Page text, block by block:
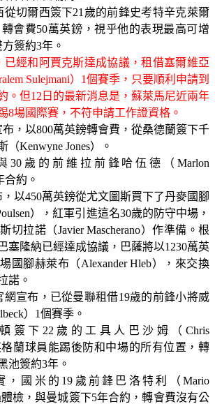
從切爾西簽下21歲的前鋒史考特辛克萊爾
轉會費50萬英鎊，視乎他的表現最高可增
簽約3年。
已經和阿賈克斯達成協議，租借塞爾維亞
Sulejmani）1個賽季，只要順利申請到
。但12日的最新消息是，蘇萊馬尼近兩年
8場國際賽，不符申請工作證資格。
布，以800萬英鎊轉會費，從桑德蘭簽下千
Kenwyne Jones）。
30歲的前維拉前鋒哈伍德（Marlon
合約。
，以450萬英鎊從尤文圖斯買下了丹麥國腳
），紅軍引進這名30歲的防守中場，
切拉諾（Javier Mascherano）作準備。根
塞隆納已經達成協議，巴薩將以1230萬英
國腳赫萊布（Alexander Hleb），來交換
諾。
網宣布，已從曼聯租借19歲的前鋒小將威
）1個賽季。
簽下22歲的工具人巴沙姆（Chris
格蘭球員能踢後防和中場的所有位置，轉
池簽約3年。
，國米的19歲前鋒巴洛特利（Mario
檢，與曼城簽下5年合約，轉會費沒有公